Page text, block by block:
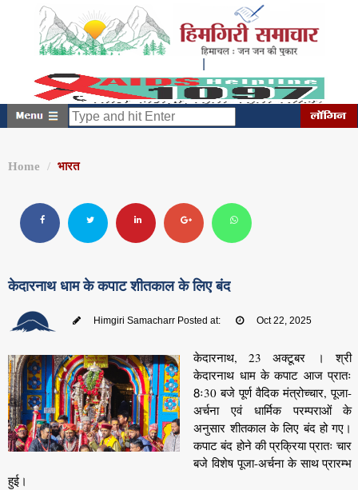
Home भारत
केदारनाथ धाम के कपाट शीतकाल के लिए बंद
Himgiri Samacharr Posted at: Oct 22, 2025
केदारनाथ, 23 अक्टूबर । श्री
केदारनाथ धाम के कपाट आज प्रातः
8ः30 बजे पूर्ण वैदिक मंत्रोच्चार, पूजा-
अर्चना एवं धार्मिक परम्पराओं के
अनुसार शीतकाल के लिए बंद हो गए।
कपाट बंद होने की प्रक्रिया प्रातः चार
बजे विशेष पूजा-अर्चना के साथ प्रारम्भ
हुई।